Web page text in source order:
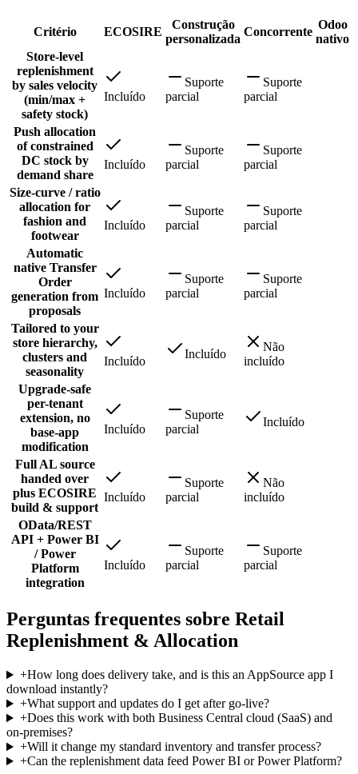
Critério ECOSIRE
Construção
personalizada
Concorrente
Odoo
nativo
Store-level
replenishment
by sales velocity
(min/max +
safety stock)
Incluído
Suporte
parcial
Suporte
parcial
Push allocation
of constrained
DC stock by
demand share
Incluído
Suporte
parcial
Suporte
parcial
Size-curve / ratio
allocation for
fashion and
footwear
Incluído
Suporte
parcial
Suporte
parcial
Automatic
native Transfer
Order
generation from
proposals
Incluído
Suporte
parcial
Suporte
parcial
Tailored to your
store hierarchy,
clusters and
seasonality
Incluído
Incluído
Não
incluído
Upgrade-safe
per-tenant
extension, no
base-app
modification
Incluído
Suporte
parcial
Incluído
Full AL source
handed over
plus ECOSIRE
build & support
Incluído
Suporte
parcial
Não
incluído
OData/REST
API + Power BI
/ Power
Platform
integration
Incluído
Suporte
parcial
Suporte
parcial
Perguntas frequentes sobre Retail
Replenishment & Allocation
+How long does delivery take, and is this an AppSource app I
download instantly?
+What support and updates do I get after go-live?
+Does this work with both Business Central cloud (SaaS) and
on-premises?
+Will it change my standard inventory and transfer process?
+Can the replenishment data feed Power BI or Power Platform?